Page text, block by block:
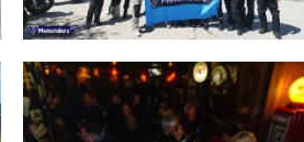
Εξορμήσεις εντός Ελλάδος